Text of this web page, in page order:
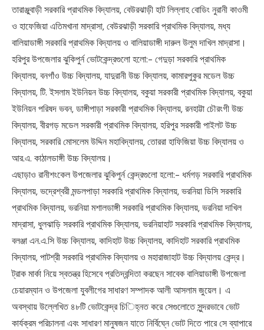
তারাঞ্জুবাড়ী সরকারি প্রাথমিক বিদ্যালয়, বেউরঝাড়ী হাট লিল্লাহ বোডিং নুরানী কাওমী
ও হাফেজিয়া এতিমখানা মাদ্রাসা, বেউরঝাড়ী সরকারি প্রাথমিক বিদ্যালয়, মধ্য
বালিয়াডাঙ্গী সরকারি প্রাথমিক বিদ্যালয় ও বালিয়াডাঙ্গী দারুল উলুম দাখিল মাদ্রাসা।
হরিপুর উপজেলার ঝুকিপুর্ন ভোটকেন্দ্রগুলো হলো:- গেদুড়া সরকারি প্রাথমিক
বিদ্যালয়, বনগাঁও উচ্চ বিদ্যালয়, যাদুরানী উচ্চ বিদ্যালয়, কামারপুকুর মডেল উচ্চ
বিদ্যালয়, টি. ইসলাম ইউনিয়ন উচ্চ বিদ্যালয়, বকুয়া সরকারী প্রাথমিক বিদ্যালয়, বকুয়া
ইউনিয়ন পরিষদ ভবন, ডাঙ্গীপাড়া সরকারী প্রাথমিক বিদ্যালয়, রনহাট্টা চৌরংগী উচ্চ
বিদ্যালয়, বীরগড় মডেল সরকারী প্রাথমিক বিদ্যালয়, হরিপুর সরকারী পাইলট উচ্চ
বিদ্যালয়, সরকারি মোসলেম উদ্দিন মহাবিদ্যালয়, তোররা হাফিজিয়া উচ্চ বিদ্যালয় ও
আর.এ. কাঠালডাঙ্গী উচ্চ বিদ্যালয়।
এছাড়াও রানীশংকেল উপজেলার ঝুকিপুর্ন কেন্দ্রগুলো হলো:- ধর্মগড় সরকারি প্রাথমিক
বিদ্যালয়, ভদ্রেশ্বরী মন্ডলপাড়া সরকারি প্রাথমিক বিদ্যালয়, ভরনিয়া ডিসি সরকারি
প্রাথমিক বিদ্যালয়, ভরনিয়া মশালডাঙ্গী সরকারি প্রাথমিক বিদ্যালয়, ভরনিয়া দাখিল
মাদ্রাসা, ধুলঝাড়ি সরকারি প্রাথমিক বিদ্যালয়, ভরনিয়াহাট সরকারি প্রাথমিক বিদ্যালয়,
বলঞ্জা এন.এ.সি উচ্চ বিদ্যালয়, কাদিহাট উচ্চ বিদ্যালয়, কাদিহাট সরকারি প্রাথমিক
বিদ্যালয়, পাটশ্রী সরকারি প্রাথমিক বিদ্যালয় ও মহারাজাহাট উচ্চ বিদ্যালয় কেন্দ্র।
ট্রাক মার্কা নিয়ে স্বতন্ত্র হিসেবে প্রতিদ্বন্দিতা করছেন সাবেক বালিয়াডাঙ্গী উপজেলা
চেয়ারম্যান ও উপজেলা যুবলীগের সাধারণ সম্পাদক আলী আসলাম জুয়েল। এ
অবস্থায় উল্লেখিত ৪৮টি ভোটকেন্দ্র চি‎িহ্নত করে সেগুলোতে সুন্দরভাবে ভোট
কার্যক্রম পরিচালনা এবং সাধারণ মানুষজন যাতে নির্বিঘ্নে ভোট দিতে পারে সে ব্যাপারে